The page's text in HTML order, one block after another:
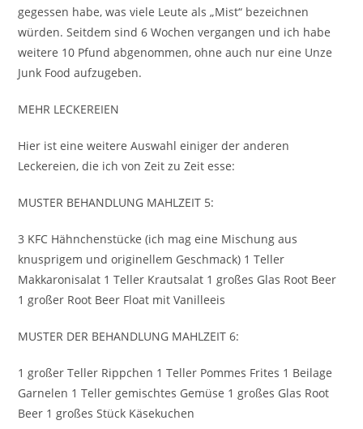
gegessen habe, was viele Leute als „Mist“ bezeichnen
würden. Seitdem sind 6 Wochen vergangen und ich habe
weitere 10 Pfund abgenommen, ohne auch nur eine Unze
Junk Food aufzugeben.
MEHR LECKEREIEN
Hier ist eine weitere Auswahl einiger der anderen
Leckereien, die ich von Zeit zu Zeit esse:
MUSTER BEHANDLUNG MAHLZEIT 5:
3 KFC Hähnchenstücke (ich mag eine Mischung aus
knusprigem und originellem Geschmack) 1 Teller
Makkaronisalat 1 Teller Krautsalat 1 großes Glas Root Beer
1 großer Root Beer Float mit Vanilleeis
MUSTER DER BEHANDLUNG MAHLZEIT 6:
1 großer Teller Rippchen 1 Teller Pommes Frites 1 Beilage
Garnelen 1 Teller gemischtes Gemüse 1 großes Glas Root
Beer 1 großes Stück Käsekuchen